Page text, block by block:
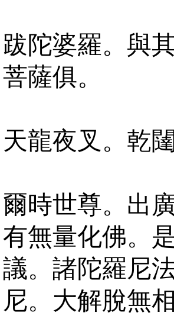
跋陀婆羅。與
菩薩俱。
天龍夜叉。乾
爾時世尊。出
有無量化佛。
議。諸陀羅尼
尼。大解脫無